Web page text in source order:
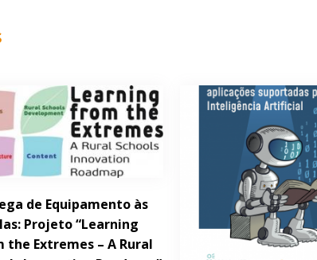
de Equipamento às
Projeto “Learning
the Extremes – A Rural